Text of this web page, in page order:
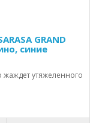
GRAND
синие
жаждет утяжеленного